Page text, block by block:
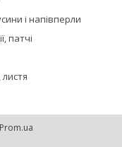
і напівперли
патчі
Prom.ua